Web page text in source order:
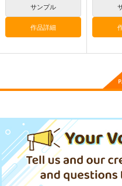
神座万象・第十四機
関
専売 2,178円（税込）
カート
なぐも
2,200 円
神座万象・第十四機
3,144円（税込）
サンプル
作品詳細
黒白の
神座万
2,178
サンプル
作品詳細